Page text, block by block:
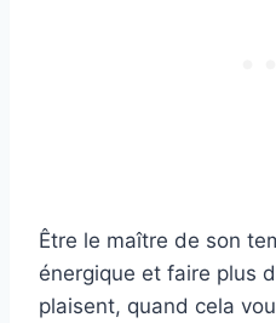
Être le maître de son
énergique et faire plus
plaisent, quand cela